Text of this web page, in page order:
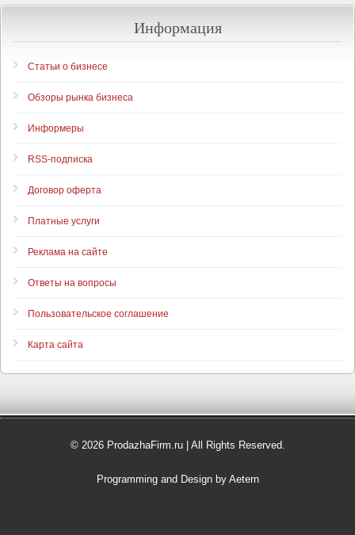
Информация
Статьи о бизнесе
Обзоры рынка бизнеса
Информеры
RSS-подписка
Договор оферта
Платные услуги
Реклама на сайте
Ответы на вопросы
Пользовательское соглашение
Карта сайта
© 2026 ProdazhaFirm.ru | All Rights Reserved.
Programming and Design by Aetern